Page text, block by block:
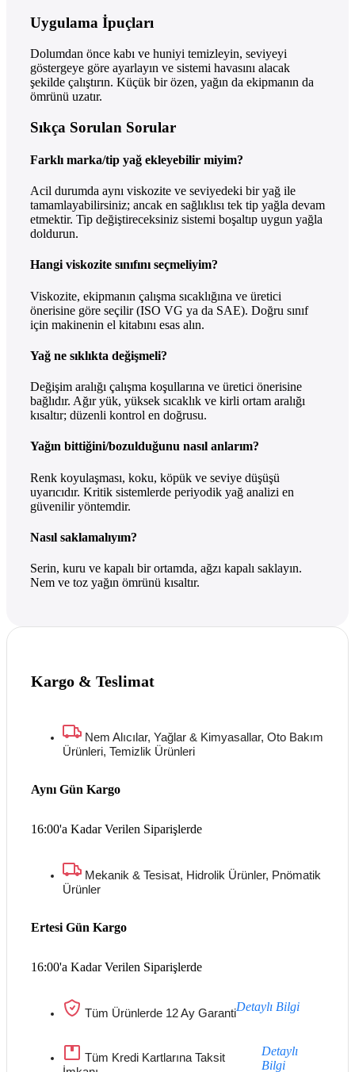
Uygulama İpuçları
Dolumdan önce kabı ve huniyi temizleyin, seviyeyi
göstergeye göre ayarlayın ve sistemi havasını alacak
şekilde çalıştırın. Küçük bir özen, yağın da ekipmanın da
ömrünü uzatır.
Sıkça Sorulan Sorular
Farklı marka/tip yağ ekleyebilir miyim?
Acil durumda aynı viskozite ve seviyedeki bir yağ ile
tamamlayabilirsiniz; ancak en sağlıklısı tek tip yağla devam
etmektir. Tip değiştireceksiniz sistemi boşaltıp uygun yağla
doldurun.
Hangi viskozite sınıfını seçmeliyim?
Viskozite, ekipmanın çalışma sıcaklığına ve üretici
önerisine göre seçilir (ISO VG ya da SAE). Doğru sınıf
için makinenin el kitabını esas alın.
Yağ ne sıklıkta değişmeli?
Değişim aralığı çalışma koşullarına ve üretici önerisine
bağlıdır. Ağır yük, yüksek sıcaklık ve kirli ortam aralığı
kısaltır; düzenli kontrol en doğrusu.
Yağın bittiğini/bozulduğunu nasıl anlarım?
Renk koyulaşması, koku, köpük ve seviye düşüşü
uyarıcıdır. Kritik sistemlerde periyodik yağ analizi en
güvenilir yöntemdir.
Nasıl saklamalıyım?
Serin, kuru ve kapalı bir ortamda, ağzı kapalı saklayın.
Nem ve toz yağın ömrünü kısaltır.
Kargo & Teslimat
Nem Alıcılar, Yağlar & Kimyasallar, Oto Bakım
Ürünleri, Temizlik Ürünleri
16:00'a Kadar Verilen Siparişlerde
Aynı Gün Kargo
Mekanik & Tesisat, Hidrolik Ürünler, Pnömatik
Ürünler
16:00'a Kadar Verilen Siparişlerde
Ertesi Gün Kargo
Tüm Ürünlerde 12 Ay GarantiDetaylı Bilgi
Tüm Kredi Kartlarına Taksit
Detaylı
Bilgi